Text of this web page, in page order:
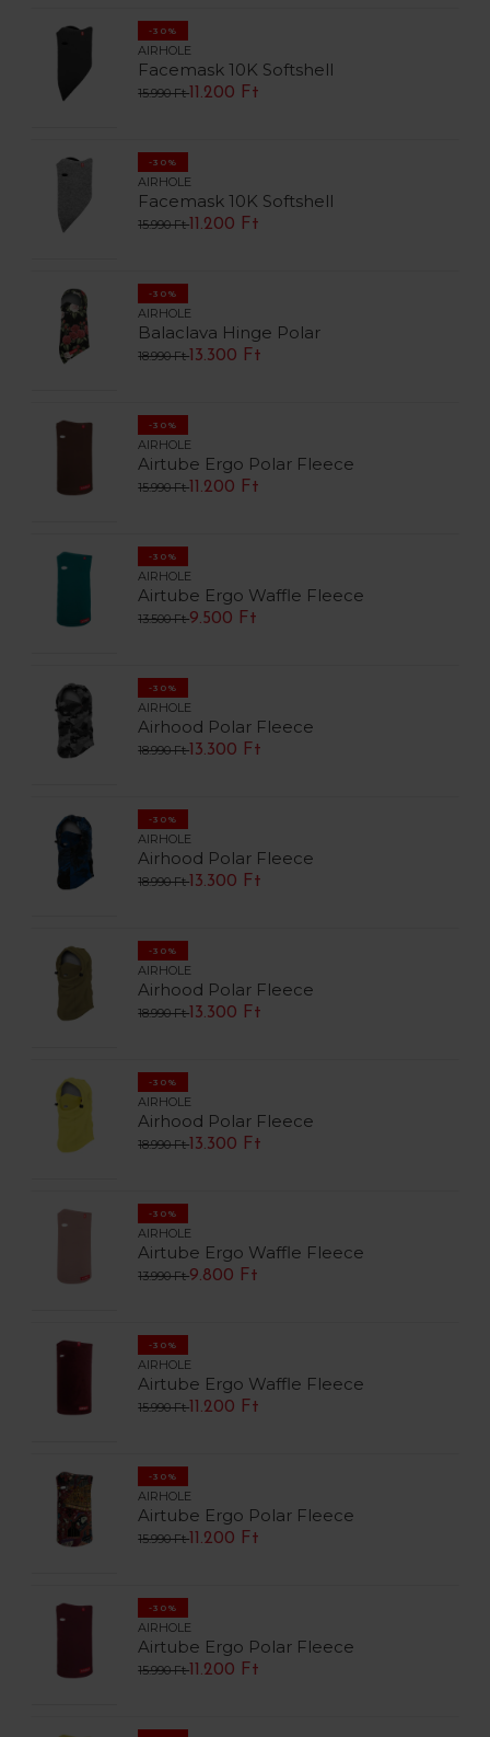
-30%
AIRHOLE
Facemask 10K Softshell
15.990 Ft 11.200 Ft
-30%
AIRHOLE
Facemask 10K Softshell
15.990 Ft 11.200 Ft
-30%
AIRHOLE
Balaclava Hinge Polar
18.990 Ft 13.300 Ft
-30%
AIRHOLE
Airtube Ergo Polar Fleece
15.990 Ft 11.200 Ft
-30%
AIRHOLE
Airtube Ergo Waffle Fleece
13.500 Ft9.500 Ft
-30%
AIRHOLE
Airhood Polar Fleece
18.990 Ft 13.300 Ft
-30%
AIRHOLE
Airhood Polar Fleece
18.990 Ft 13.300 Ft
-30%
AIRHOLE
Airhood Polar Fleece
18.990 Ft 13.300 Ft
-30%
AIRHOLE
Airhood Polar Fleece
18.990 Ft 13.300 Ft
-30%
AIRHOLE
Airtube Ergo Waffle Fleece
13.990 Ft9.800 Ft
-30%
AIRHOLE
Airtube Ergo Waffle Fleece
15.990 Ft 11.200 Ft
-30%
AIRHOLE
Airtube Ergo Polar Fleece
15.990 Ft 11.200 Ft
-30%
AIRHOLE
Airtube Ergo Polar Fleece
15.990 Ft 11.200 Ft